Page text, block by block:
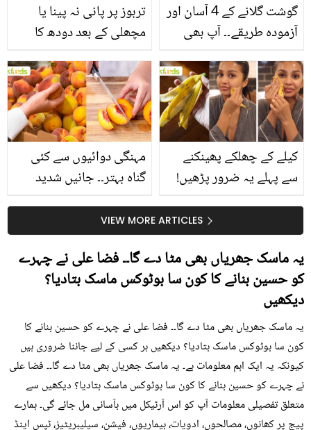
تربوز پر پانی نہ پینا یا
مچھلی کے بعد دودھ کا
سے متعلق غلط فہمیوں کی
حقیقت کیا ہے اور افواہ
کیا؟
گوشت گلانے کے 4 آسان اور
آزمودہ طریقے۔۔ آپ بھی
بتائے راز
مہنگی دوائیوں سے کئی
گناہ بہتر۔۔ جانیں شدید
کیوں کھانا چاہیے؟
کیلے کے چھلکے پھینکنے
سے پہلے یہ ضرور پڑھیں!
سستا اور قدرتی حلVIEW MORE ARTICLES
یہ ماسک جھریاں بھی مٹا دے گا۔۔ فضا علی نے چہرے
کو حسین بنانے کا کون سا بوٹوکس ماسک بتادیا؟
دیکھیں
یہ ماسک جھریاں بھی مٹا دے گا۔۔ فضا علی نے چہرے کو حسین بنانے کا
کون سا بوٹوکس ماسک بتادیا؟ دیکھیں ہر کسی کے لیے جاننا ضروری ہیں
کیونکہ یہ ایک اہم معلومات ہے۔ یہ ماسک جھریاں بھی مٹا دے گا۔۔ فضا علی
نے چہرے کو حسین بنانے کا کون سا بوٹوکس ماسک بتادیا؟ دیکھیں سے
متعلق تفصیلی معلومات آپ کو اس آرٹیکل میں بآسانی مل جائے گی۔ ہمارے
پیج پر کھانوں، مصالحوں، ادویات، بیماریوں، فیشن، سیلیبریٹیز، ٹپس اینڈ